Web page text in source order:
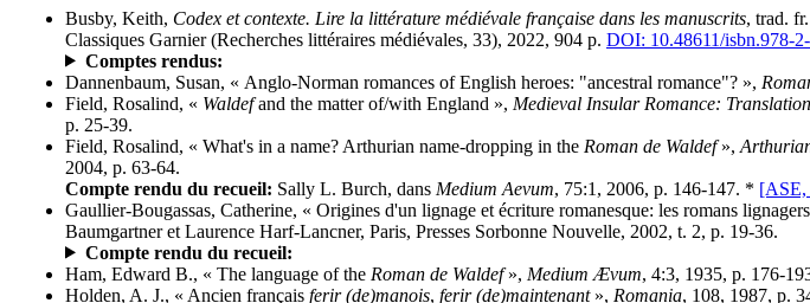
Busby, Keith, Codex et contexte. Lire la littérature médiévale française dans les manuscrits, trad.
Classiques Garnier (Recherches littéraires médiévales, 33), 2022, 904 p. DOI: 10.48611/isbn.978-
Comptes rendus:
Dannenbaum, Susan, « Anglo-Norman romances of English heroes: "ancestral romance"? »,
Field, Rosalind, « Waldefand the matter of/with England », Medieval Insular Romance:
p. 25-39.
Field, Rosalind, « What's in a name? Arthurian name-dropping in the Roman de Waldef»,
2004, p. 63-64.
Compte rendu du recueil: Sally L. Burch, dans Medium Aevum, 75:1, 2006, p. 146-147. * [ASE,
Gaullier-Bougassas, Catherine, « Origines d'un lignage et écriture romanesque: les romans
Baumgartner et Laurence Harf-Lancner, Paris, Presses Sorbonne Nouvelle, 2002, t. 2, p. 19-36.
Compte rendu du recueil:
Ham, Edward B., « The language of the Roman de Waldef», Medium Ævum, 4:3, 1935, p. 176-
Holden, A. J., « Ancien français ferir (de)manois, ferir (de)maintenant», Romania, 108, 1987, p.